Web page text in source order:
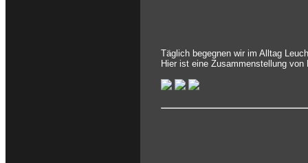
Täglich begegnen wir im Alltag
Hier ist eine Zusammenstellung